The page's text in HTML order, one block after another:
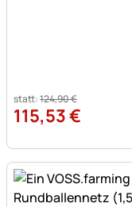
statt:124,90€
115,53€